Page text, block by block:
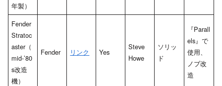
年製）
Fender
Stratoc
aster（
mid-’80
s改造
機）
Fender リンク Yes
Steve
Howe
ソリッ
ド
『Parall
els』で
使用、
ノブ改
造